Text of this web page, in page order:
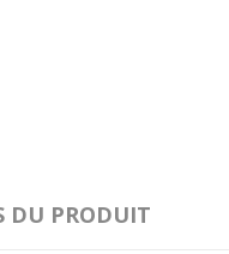
DU PRODUIT